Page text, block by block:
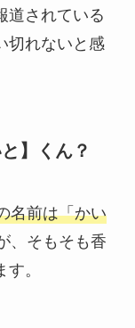
道されている
切れないと感
】くん？
名前は「かい
、そもそも香
。